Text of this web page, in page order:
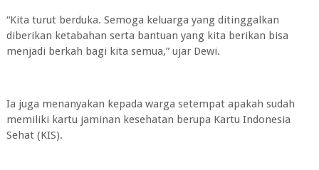
“Kita turut berduka. Semoga keluarga yang ditinggalkan
diberikan ketabahan serta bantuan yang kita berikan bisa
menjadi berkah bagi kita semua,” ujar Dewi.
Ia juga menanyakan kepada warga setempat apakah sudah
memiliki kartu jaminan kesehatan berupa Kartu Indonesia
Sehat (KIS).